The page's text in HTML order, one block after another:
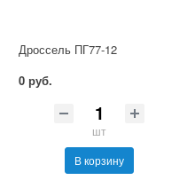
Дроссель ПГ77-12
0 руб.
шт
В корзину